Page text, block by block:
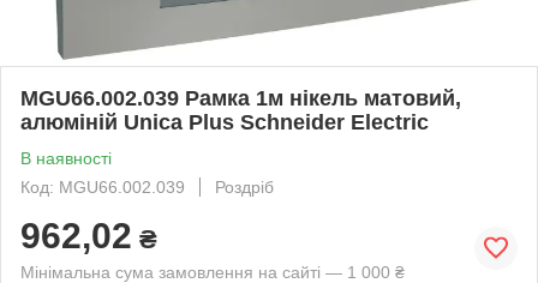
MGU66.002.039 Рамка 1м нікель матовий,
алюміній Unica Plus Schneider Electric
В наявності
Код: MGU66.002.039
Роздріб
962,02 ₴
Мінімальна сума замовлення на сайті — 1 000 ₴